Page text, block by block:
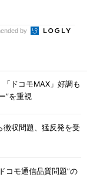
by
ドコモMAX」好調も
”を重視
徴収問題、猛反発を受
コモ通信品質問題”の